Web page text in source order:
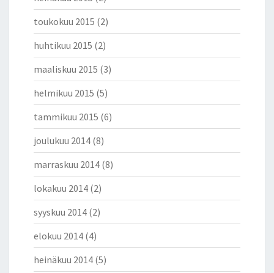
toukokuu 2015 (2)
huhtikuu 2015 (2)
maaliskuu 2015 (3)
helmikuu 2015 (5)
tammikuu 2015 (6)
joulukuu 2014 (8)
marraskuu 2014 (8)
lokakuu 2014 (2)
syyskuu 2014 (2)
elokuu 2014 (4)
heinäkuu 2014 (5)